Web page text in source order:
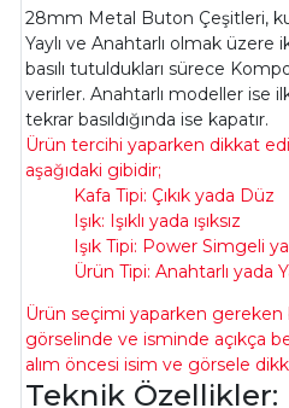
28mm Metal Buton Çeşitleri,
Yaylı ve Anahtarlı olmak üzere
basılı tutuldukları sürece
verirler. Anahtarlı modeller ise
tekrar basıldığında ise kapatır.
Ürün tercihi yaparken dikkat
aşağıdaki gibidir;
Kafa Tipi: Çıkık yada Düz
Işık: Işıklı yada ışıksız
Işık Tipi: Power Simgeli
Ürün Tipi: Anahtarlı yada
Ürün seçimi yaparken gereken
görselinde ve isminde açıkça
alım öncesi isim ve görsele
Teknik Özellikler: